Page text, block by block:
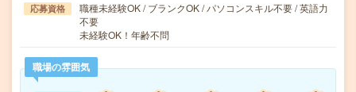
応募資格
職種未経験OK / ブランクOK / パソコンスキル不要 / 英語力
不要
未経験OK！年齢不問
職場の雰囲気